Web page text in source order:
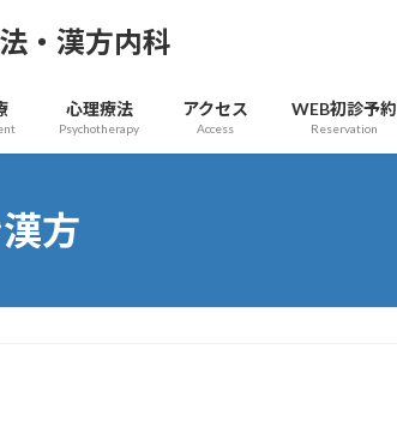
・漢方内科
心理療法
Psychotherapy
アクセス
Access
WEB初診予約
Reservation
方